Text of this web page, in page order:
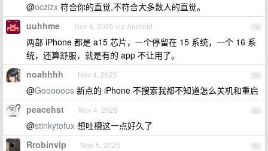
@oczizx 符合你的直觉,不符合大多数人的直觉。
78
uuhhme Nov 4, 2025 via Android
两部 iPhone 都是 a15 芯片，一个停留在 15 系统，一个 16 系
统，还算舒服，就是有的 app 不让用了。
79
noahhhh Nov 4, 2025
@Goooooos 新点的 iPhone 不搜索我都不知道怎么关机和重启
80
peacehst Nov 4, 2025
@stinkytofux 想吐槽这一点好久了
81
Rrobinvip Nov 5, 2025